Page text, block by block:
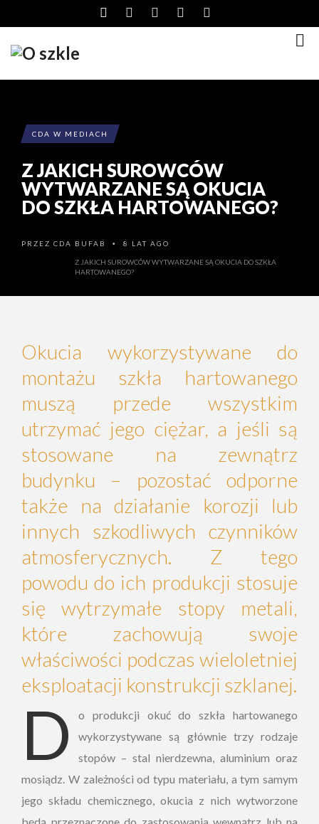
Z JAKICH SUROWCÓW WYTWARZANE SĄ OKUCIA DO SZKŁA
HARTOWANEGO?
CDA W MEDIACH
Z JAKICH SUROWCÓW
WYTWARZANE SĄ OKUCIA
DO SZKŁA HARTOWANEGO?
PRZEZ CDA BUFAB • 8 LAT AGO
Okucia wykorzystywane do
montażu szkła hartowanego
muszą przede wszystkim
utrzymać jego ciężar, a jeśli są
stosowane na zewnątrz
budynku – pozostać odporne
także na działanie korozji lub
innych szkodliwych czynników
atmosferycznych. Z tego
powodu do ich produkcji stosuje
się wytrzymałe stopy metali,
które zachowują swoje
właściwości podczas wieloletniej
eksploatacji konstrukcji szklanej.
D
o produkcji okuć do szkła hartowanego
wykorzystywane są głównie trzy rodzaje
stopów – stal nierdzewna, aluminium oraz
mosiądz. W zależności od typu materiału, a tym samym
jego składu chemicznego, okucia z nich wytworzone